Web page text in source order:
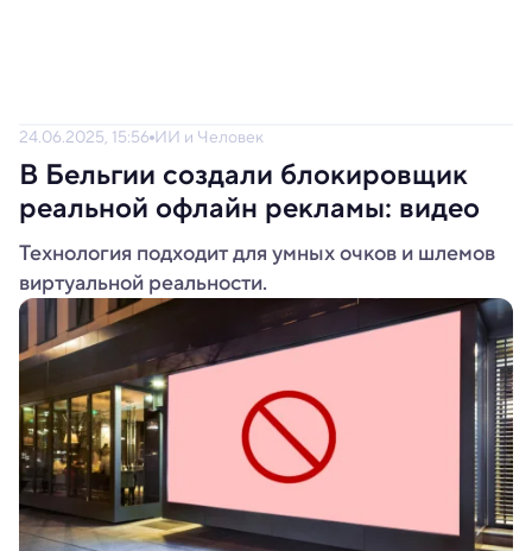
24.06.2025, 15:56 ИИ и Человек
В Бельгии создали блокировщик
реальной офлайн рекламы: видео
Технология подходит для умных очков и шлемов
виртуальной реальности.